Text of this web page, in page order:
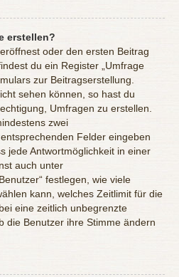
erstellen?
oder den ersten Beitrag
du ein Register „Umfrage
zur Beitragserstellung.
sehen können, so hast du
Umfragen zu erstellen.
zwei
Felder eingeben
jede Antwortmöglichkeit in einer
auch unter
festlegen, wie viele
kann, welches Zeitlimit für die
eine zeitlich unbegrenzte
die Benutzer ihre Stimme ändern